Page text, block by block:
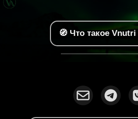
🧭 Что такое